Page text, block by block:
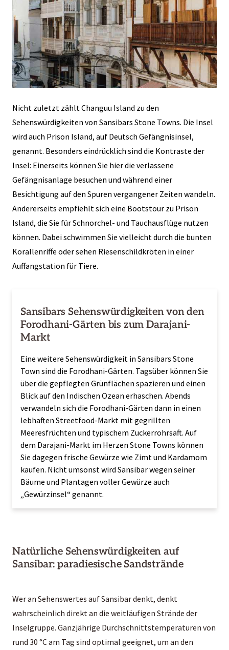
Nicht zuletzt zählt Changuu Island zu den
Sehenswürdigkeiten von Sansibars Stone Towns. Die Insel
wird auch Prison Island, auf Deutsch Gefängnisinsel,
genannt. Besonders eindrücklich sind die Kontraste der
Insel: Einerseits können Sie hier die verlassene
Gefängnisanlage besuchen und während einer
Besichtigung auf den Spuren vergangener Zeiten wandeln.
Andererseits empfiehlt sich eine Bootstour zu Prison
Island, die Sie für Schnorchel- und Tauchausflüge nutzen
können. Dabei schwimmen Sie vielleicht durch die bunten
Korallenriffe oder sehen Riesenschildkröten in einer
Auffangstation für Tiere.
Sansibars Sehenswürdigkeiten von den
Forodhani-Gärten bis zum Darajani-
Markt
Eine weitere Sehenswürdigkeit in Sansibars Stone
Town sind die Forodhani-Gärten. Tagsüber können Sie
über die gepflegten Grünflächen spazieren und einen
Blick auf den Indischen Ozean erhaschen. Abends
verwandeln sich die Forodhani-Gärten dann in einen
lebhaften Streetfood-Markt mit gegrillten
Meeresfrüchten und typischem Zuckerrohrsaft. Auf
dem Darajani-Markt im Herzen Stone Towns können
Sie dagegen frische Gewürze wie Zimt und Kardamom
kaufen. Nicht umsonst wird Sansibar wegen seiner
Bäume und Plantagen voller Gewürze auch
„Gewürzinsel“ genannt.
Natürliche Sehenswürdigkeiten auf
Sansibar: paradiesische Sandstrände
Wer an Sehenswertes auf Sansibar denkt, denkt
wahrscheinlich direkt an die weitläufigen Strände der
Inselgruppe. Ganzjährige Durchschnittstemperaturen von
rund 30 °C am Tag sind optimal geeignet, um an den